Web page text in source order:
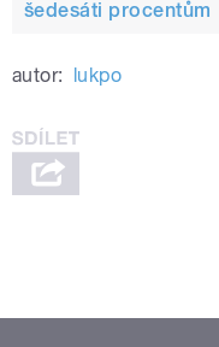
šedesáti procentům
autor: lukpo